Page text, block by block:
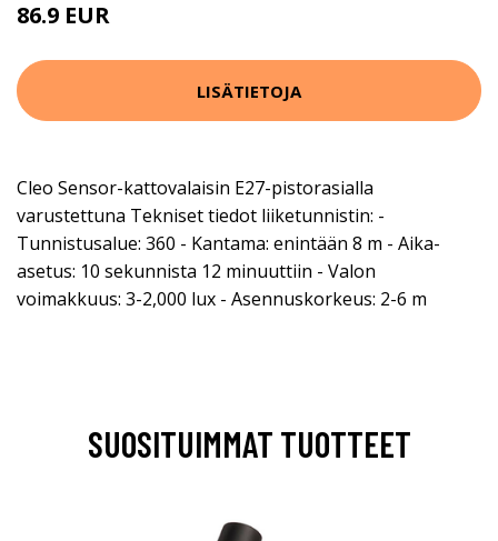
86.9 EUR
LISÄTIETOJA
Cleo Sensor-kattovalaisin E27-pistorasialla
varustettuna Tekniset tiedot liiketunnistin: -
Tunnistusalue: 360 - Kantama: enintään 8 m - Aika-
asetus: 10 sekunnista 12 minuuttiin - Valon
voimakkuus: 3-2,000 lux - Asennuskorkeus: 2-6 m
SUOSITUIMMAT TUOTTEET